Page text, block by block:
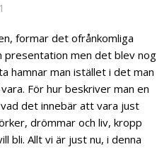
formar det ofrånkomliga
men det blev nog
hamnar man istället i det man
För hur beskriver man en
det innebär att vara just
drömmar och liv, kropp
bli. Allt vi är just nu, i denna